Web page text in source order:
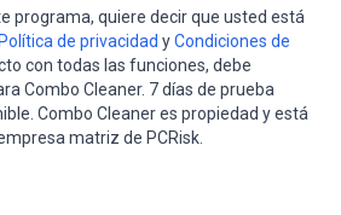
programa, quiere decir que usted está
Política de privacidad yCondiciones de
con todas las funciones, debe
Combo Cleaner. 7 días de prueba
Combo Cleaner es propiedad y está
matriz de PCRisk.